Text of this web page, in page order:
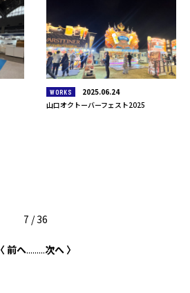
WORKS
2025.06.24
山口オクトーバーフェスト2025
7 / 36
〈 前へ.........次へ 〉